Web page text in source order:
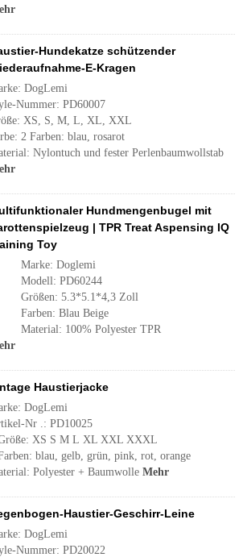
Hundekatze schützender
E-Kragen
DogLemi
Nummer: PD60007
XS, S, M, L, XL, XXL
2 Farben: blau, rosarot
Nylontuch und fester Perlenbaumwollstab
Hundmengenbugel mit
| TPR Treat Aspensing IQ
Toy
Marke: Doglemi
Modell: PD60244
Größen: 5.3*5.1*4,3 Zoll
Farben: Blau Beige
Material: 100% Polyester TPR
Haustierjacke
DogLemi
Nr .: PD10025
XS S M L XL XXL XXXL
blau, gelb, grün, pink, rot, orange
Polyester + Baumwolle Mehr
Haustier-Geschirr-Leine
DogLemi
Nummer: PD20022